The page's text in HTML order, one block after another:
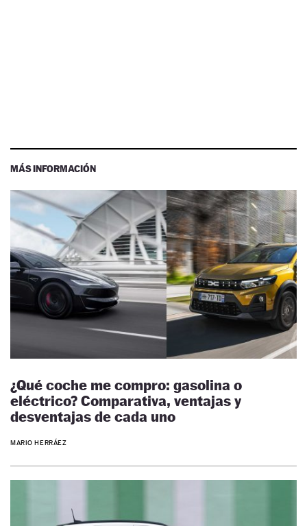
MÁS INFORMACIÓN
¿Qué coche me compro: gasolina o
eléctrico? Comparativa, ventajas y
desventajas de cada uno
MARIO HERRÁEZ